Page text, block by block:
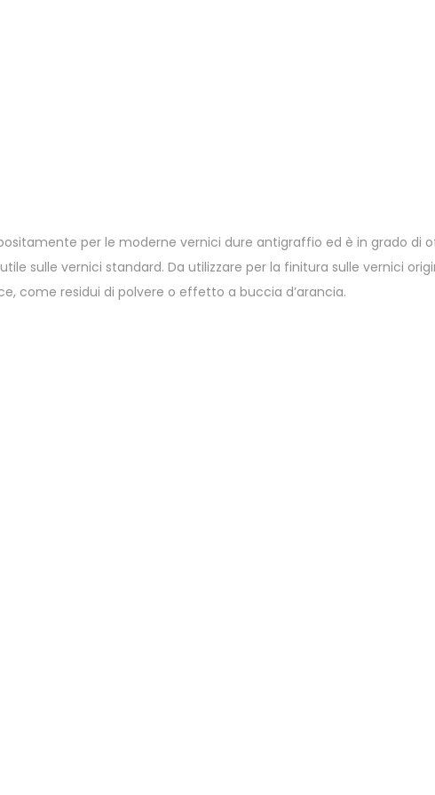
per le moderne vernici dure antigraffio ed è in grado
sulle vernici standard. Da utilizzare per la finitura sulle vernici
come residui di polvere o effetto a buccia d’arancia.